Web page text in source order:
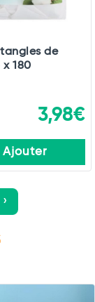
de
180
3,98€
Ajouter